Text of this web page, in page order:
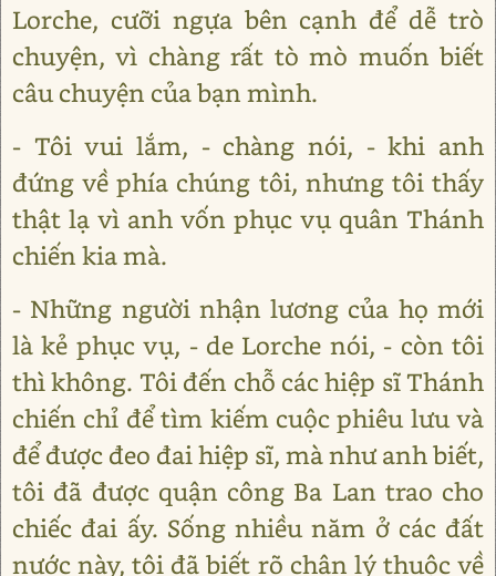
Lorche, cưỡi ngựa bên cạnh để dễ trò
chuyện, vì chàng rất tò mò muốn biết
câu chuyện của bạn mình.
- Tôi vui lắm, - chàng nói, - khi anh
đứng về phía chúng tôi, nhưng tôi thấy
thật lạ vì anh vốn phục vụ quân Thánh
chiến kia mà.
- Những người nhận lương của họ mới
là kẻ phục vụ, - de Lorche nói, - còn tôi
thì không. Tôi đến chỗ các hiệp sĩ Thánh
chiến chỉ để tìm kiếm cuộc phiêu lưu và
để được đeo đai hiệp sĩ, mà như anh biết,
tôi đã được quận công Ba Lan trao cho
chiếc đai ấy. Sống nhiều năm ở các đất
nước này, tôi đã biết rõ chân lý thuộc về